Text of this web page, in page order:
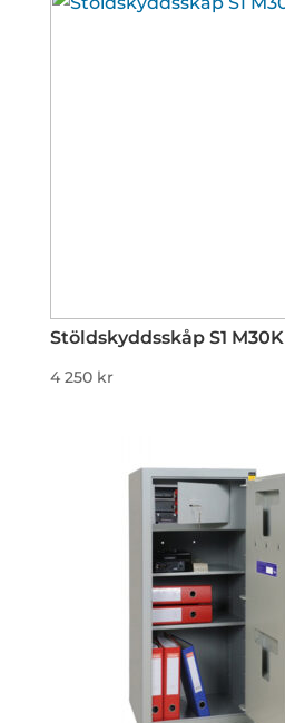
Stöldskyddsskåp S1 M30K
4 250 kr